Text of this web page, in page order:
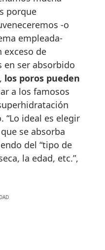
porque
-o
empleada-
exceso de
en ser absorbido
los poros pueden
a los famosos
“Lo ideal es elegir
se absorba
del “tipo de
la edad, etc.”,